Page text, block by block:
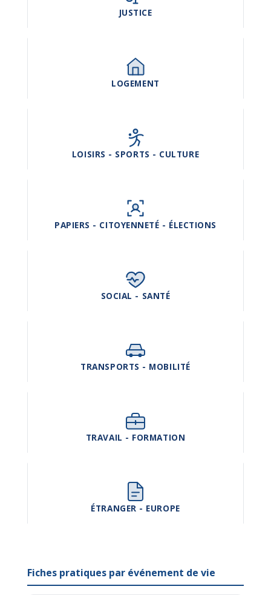
JUSTICE
LOGEMENT
LOISIRS - SPORTS - CULTURE
PAPIERS - CITOYENNETÉ - ÉLECTIONS
SOCIAL - SANTÉ
TRANSPORTS - MOBILITÉ
TRAVAIL - FORMATION
ÉTRANGER - EUROPE
Fiches pratiques par événement de vie